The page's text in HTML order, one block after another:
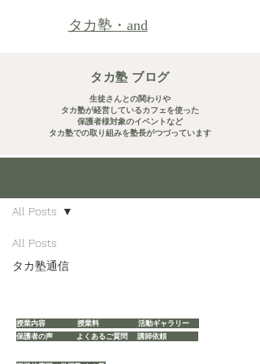
タカ塾・and
タカ塾 ブログ
生徒さんとの関わりや
​タカ塾が経営しているカフェを使った
​保護者様対象のイベントなど
タカ塾での取り組みを塾長がつづっています
All Posts
タカ塾通信
All Posts
授業内容 授業料
活動ギャラリー
保護者の声
よくあるご質問 講師依頼